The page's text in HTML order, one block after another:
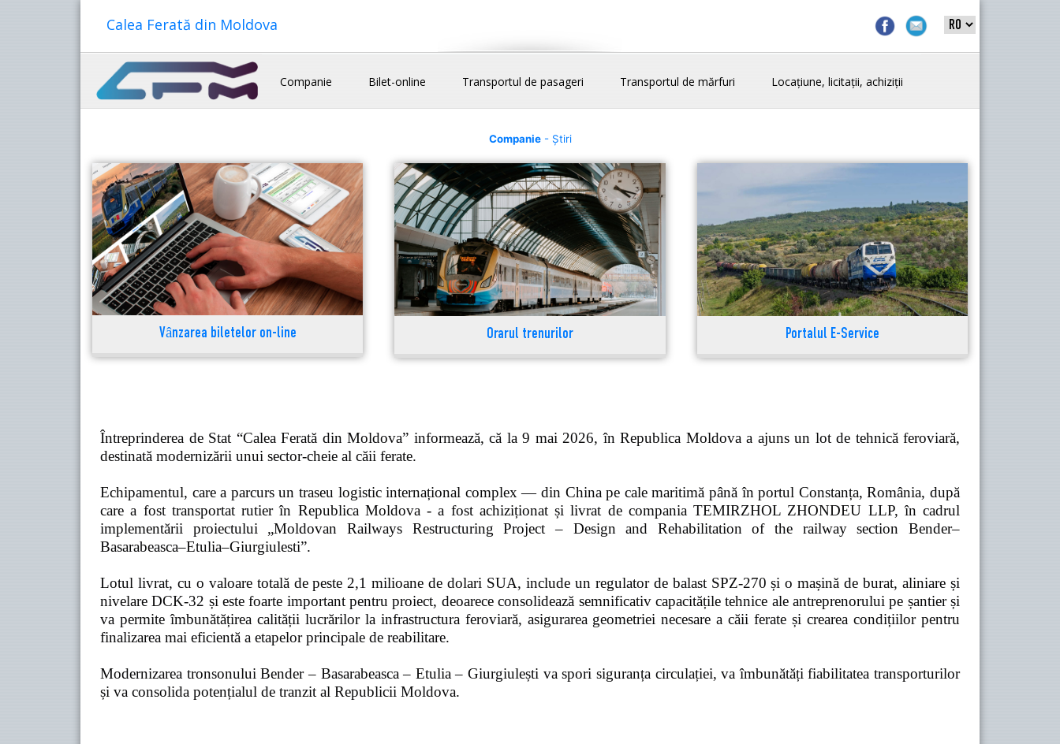
Calea Ferată din Moldova
Companie Bilet-online Transportul de pasageri Transportul de mărfuri Locațiune, licitații, achiziții
Companie- Știri
Vânzarea biletelor on-line Orarul trenurilor Portalul E-Service
Întreprinderea de Stat “Calea Ferată din Moldova” informează, că la 9 mai 2026, în Republica Moldova a ajuns un lot de tehnică feroviară,
destinată modernizării unui sector-cheie al căii ferate.
Echipamentul, care a parcurs un traseu logistic internațional complex — din China pe cale maritimă până în portul Constanța, România, după
care a fost transportat rutier în Republica Moldova - a fost achiziționat și livrat de compania TEMIRZHOL ZHONDEU LLP, în cadrul
implementării proiectului „Moldovan Railways Restructuring Project – Design and Rehabilitation of the railway section Bender–
Basarabeasca–Etulia–Giurgiulesti”.
Lotul livrat, cu o valoare totală de peste 2,1 milioane de dolari SUA, include un regulator de balast SPZ-270 și o mașină de burat, aliniare și
nivelare DCK-32 și este foarte important pentru proiect, deoarece consolidează semnificativ capacitățile tehnice ale antreprenorului pe șantier și
va permite îmbunătățirea calității lucrărilor la infrastructura feroviară, asigurarea geometriei necesare a căii ferate și crearea condițiilor pentru
finalizarea mai eficientă a etapelor principale de reabilitare.
Modernizarea tronsonului Bender – Basarabeasca – Etulia – Giurgiulești va spori siguranța circulației, va îmbunătăți fiabilitatea transporturilor
și va consolida potențialul de tranzit al Republicii Moldova.